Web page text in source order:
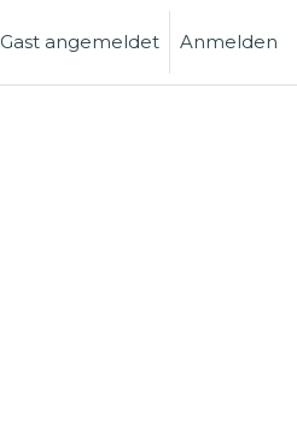
Gast angemeldet Anmelden